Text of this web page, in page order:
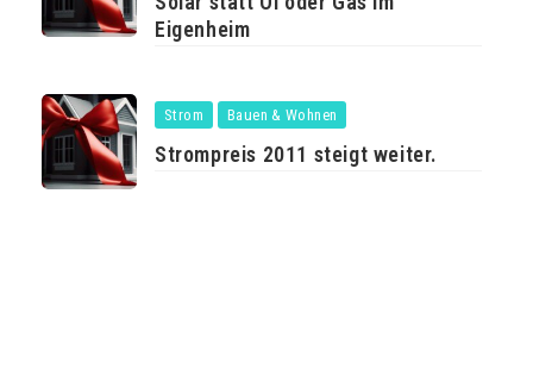
Eigenheim
Strom Bauen & Wohnen
Strompreis 2011 steigt weiter.